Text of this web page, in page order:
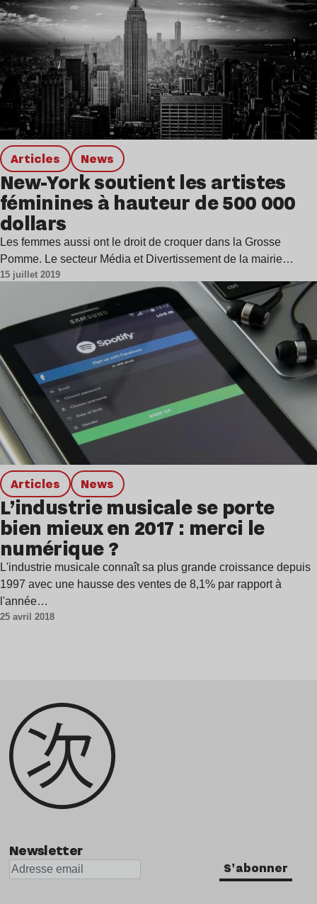
Articles news
New-York soutient les artistes
féminines à hauteur de 500 000
dollars
Les femmes aussi ont le droit de croquer dans la Grosse
Pomme. Le secteur Média et Divertissement de la mairie…
15 juillet 2019
Articles news
L’industrie musicale se porte
bien mieux en 2017 : merci le
numérique ?
L'industrie musicale connaît sa plus grande croissance depuis
1997 avec une hausse des ventes de 8,1% par rapport à
l'année…
25 avril 2018
Newsletter
S'abonner